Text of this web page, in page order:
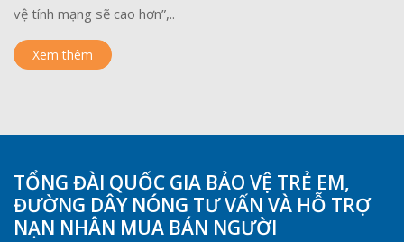
vệ tính mạng sẽ cao hơn”,..
Xem thêm
TỔNG ĐÀI QUỐC GIA BẢO VỆ TRẺ EM,
ĐƯỜNG DÂY NÓNG TƯ VẤN VÀ HỖ TRỢ
NẠN NHÂN MUA BÁN NGƯỜI